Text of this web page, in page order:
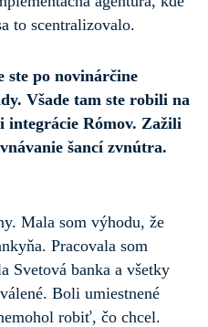
to scentralizovalo.
ste po novinárčine
Všade tam ste robili na
Rómov. Zažili
šancí zvnútra.
Mala som výhodu, že
Pracovala som
Svetová banka a všetky
Boli umiestnené
robiť, čo chcel.